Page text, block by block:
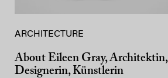
ARCHITECTURE
About Eileen Gray, Architektin,
Designerin, Künstlerin